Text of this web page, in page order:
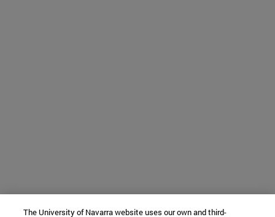
The University of Navarra website uses our own and third-